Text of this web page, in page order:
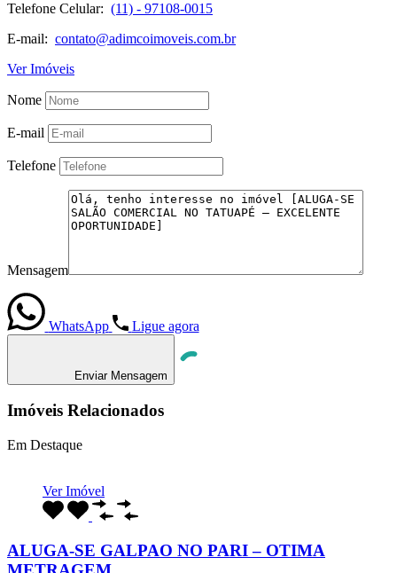
Telefone Celular: (11) - 97108-0015
E-mail: contato@adimcoimoveis.com.br
Ver Imóveis
Nome
E-mail
Telefone
Mensagem
WhatsApp Ligue agora
Enviar Mensagem
Imóveis Relacionados
Em Destaque
Ver Imóvel
ALUGA-SE GALPAO NO PARI – OTIMA